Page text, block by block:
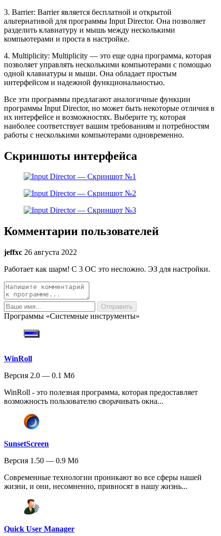
3. Barrier: Barrier является бесплатной и открытой
альтернативой для программы Input Director. Она позволяет
разделить клавиатуру и мышь между несколькими
компьютерами и проста в настройке.
4. Multiplicity: Multiplicity — это еще одна программа, которая
позволяет управлять несколькими компьютерами с помощью
одной клавиатуры и мыши. Она обладает простым
интерфейсом и надежной функциональностью.
Все эти программы предлагают аналогичные функции
программы Input Director, но может быть некоторые отличия в
их интерфейсе и возможностях. Выберите ту, которая
наиболее соответствует вашим требованиям и потребностям
работы с несколькими компьютерами одновременно.
Скриншоты интерфейса
Комментарии пользователей
jeffxc 26 августа 2022
Работает как шарм! С 3 ОС это несложно. ЭЗ для настройки.
Программы «Системные инструменты»
WinRoll
Версия 2.0 — 0.1 Мб
WinRoll - это полезная программа, которая предоставляет
возможность пользователю сворачивать окна...
SunsetScreen
Версия 1.50 — 0.9 Мб
Современные технологии проникают во все сферы нашей
жизни, и они, несомненно, привносят в нашу жизнь...
Quick User Manager